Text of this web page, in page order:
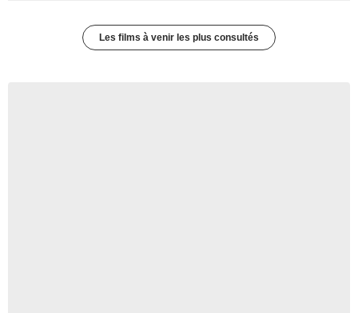
Les films à venir les plus consultés